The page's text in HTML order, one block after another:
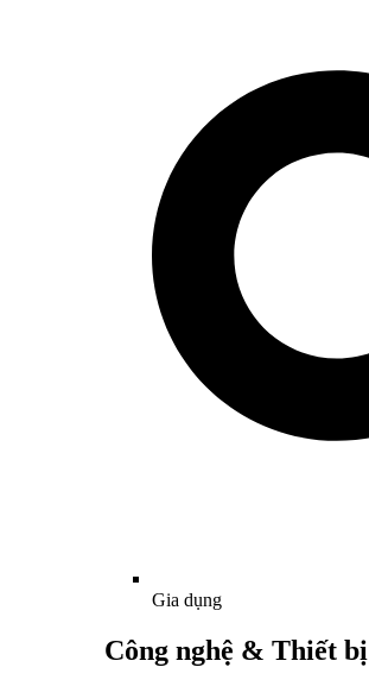
Gia dụng
Công nghệ & Thiết bị